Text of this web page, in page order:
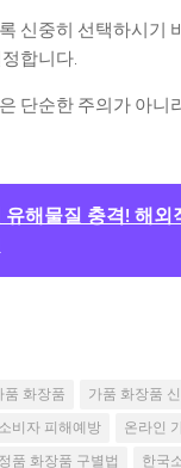
신중히 선택하시기
합니다.
은 단순한 주의가 아니
해물질 충격! 해외
품 화장품
가품 화장품
소비자 피해예방
온라인
정품 화장품 구별법
한국